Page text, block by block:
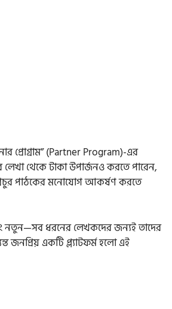
প্রোগ্রাম” (Partner Program)-এর
লেখা থেকে টাকা উপার্জনও করতে পারেন,
পাঠকের মনোযোগ আকর্ষণ করতে
নতুন—সব ধরনের লেখকদের জন্যই তাদের
জনপ্রিয় একটি প্ল্যাটফর্ম হলো এই